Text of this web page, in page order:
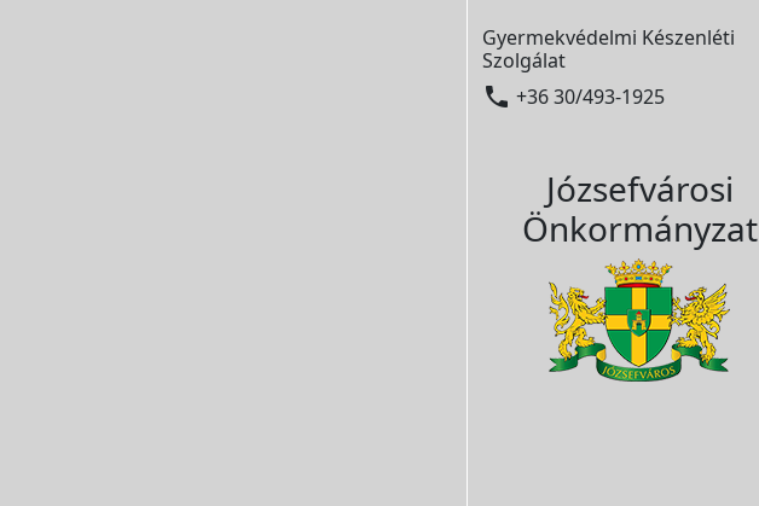
Gyermekvédelmi Készenléti
Szolgálat
 +36 30/493-1925
Józsefvárosi
Önkormányzat